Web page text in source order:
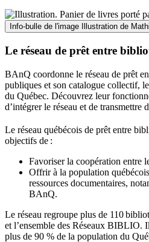
Info-bulle de l'image Illustration de
Le réseau de prêt entre
BAnQ coordonne le réseau de prêt
publiques et son catalogue collectif,
du Québec. Découvrez leur
d’intégrer le réseau et de transmettre
Le réseau québécois de prêt entre
objectifs de :
Favoriser la coopération entre
Offrir à la population
ressources documentaires,
BAnQ.
Le réseau regroupe plus de 110
et l’ensemble des Réseaux BIBLIO.
plus de 90 % de la population du Qué